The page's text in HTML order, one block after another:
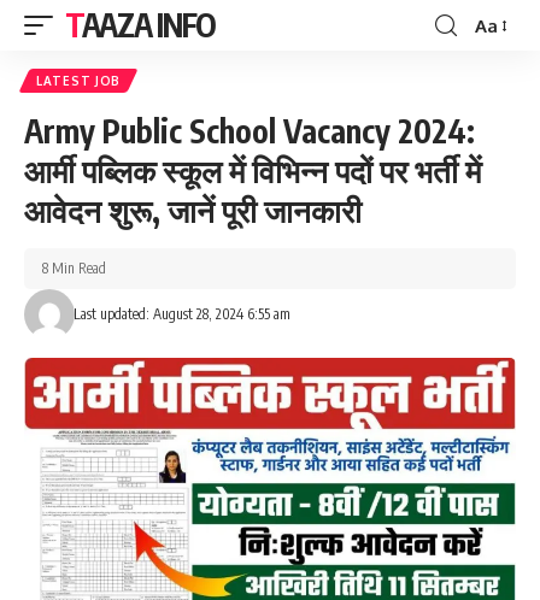
TAAZA INFO
Font
Aa
LATEST JOB
Army Public School Vacancy 2024:
आर्मी पब्लिक स्कूल में विभिन्न पदों पर भर्ती में
आवेदन शुरू, जानें पूरी जानकारी
Last updated: August 28, 2024 6:55 am
8 Min Read